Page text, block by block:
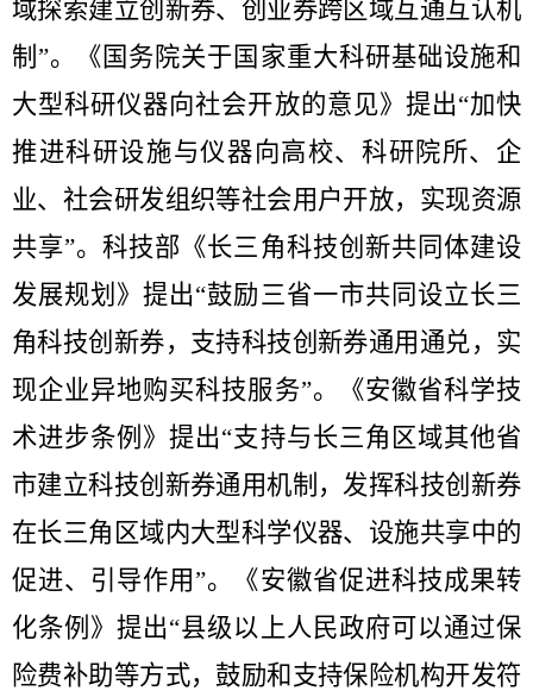
域探索建立创新券、创业券跨区域互通互认机
制”。《国务院关于国家重大科研基础设施和
大型科研仪器向社会开放的意见》提出“加快
推进科研设施与仪器向高校、科研院所、企
业、社会研发组织等社会用户开放，实现资源
共享”。科技部《长三角科技创新共同体建设
发展规划》提出“鼓励三省一市共同设立长三
角科技创新券，支持科技创新券通用通兑，实
现企业异地购买科技服务”。《安徽省科学技
术进步条例》提出“支持与长三角区域其他省
市建立科技创新券通用机制，发挥科技创新券
在长三角区域内大型科学仪器、设施共享中的
促进、引导作用”。《安徽省促进科技成果转
化条例》提出“县级以上人民政府可以通过保
险费补助等方式，鼓励和支持保险机构开发符